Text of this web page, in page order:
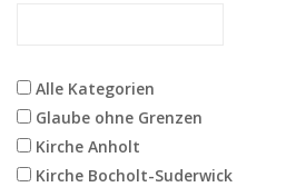
Alle Kategorien
Glaube ohne Grenzen
Kirche Anholt
Kirche Bocholt-Suderwick